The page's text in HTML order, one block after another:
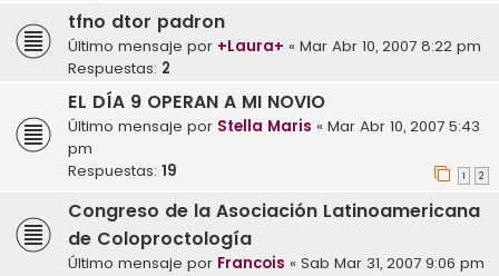
tfno dtor padron
Último mensaje por +Laura+ « Mar Abr 10, 2007 8:22 pm
Respuestas: 2
EL DÍA 9 OPERAN A MI NOVIO
Último mensaje por Stella Maris « Mar Abr 10, 2007 5:43
pm
Respuestas: 19 1 2
Congreso de la Asociación Latinoamericana
de Coloproctología
Último mensaje por Francois « Sab Mar 31, 2007 9:06 pm